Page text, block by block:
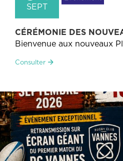
SEPT
CÉRÉMONIE DES
Bienvenue aux nouveaux
Consulter